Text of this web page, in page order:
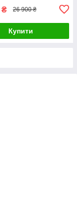
₴ 26 900 ₴
Купити